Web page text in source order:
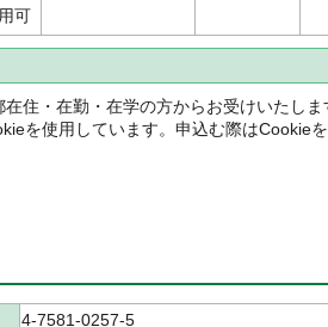
可
在住・在勤・在学の方からお受けいたしま
を使用しています。申込む際はCookie
4-7581-0257-5